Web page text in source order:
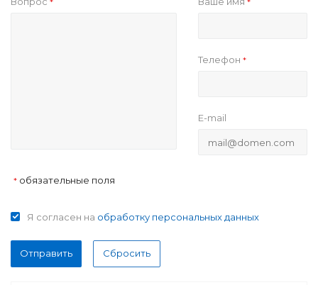
Телефон*
E-mail
* обязательные поля
Я согласен на обработку персональных данных
Отправить Сбросить